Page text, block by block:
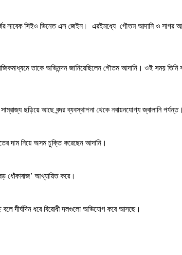
সাবেক সিইও ভিনেত এস জেইন। এরইমধ্যে গৌতম আদানি ও সাগর
তাকে অভিনন্দন জানিয়েছিলেন গৌতম আদানি। ওই সময় তিনি
ছড়িয়ে আছে বন্দর ব্যবস্থাপনা থেকে নবায়নযোগ্য জ্বালানি পর্যন্ত।
দাম নিয়ে অসম চুক্তি করেছেন আদানি।
ধোঁকাবাজ’ আখ্যায়িত করে।
বলে দীর্ঘদিন ধরে বিরোধী দলগুলো অভিযোগ করে আসছে।